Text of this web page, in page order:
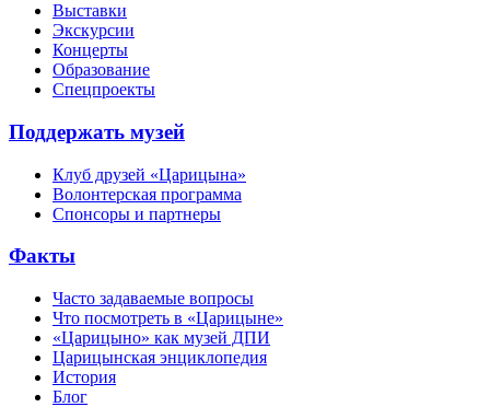
Выставки
Экскурсии
Концерты
Образование
Спецпроекты
Поддержать музей
Клуб друзей «Царицына»
Волонтерская программа
Спонсоры и партнеры
Факты
Часто задаваемые вопросы
Что посмотреть в «Царицыне»
«Царицыно» как музей ДПИ
Царицынская энциклопедия
История
Блог